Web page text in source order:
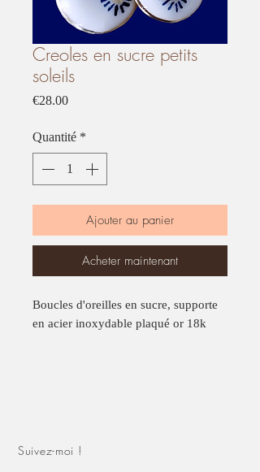
Creoles en sucre petits
soleils
€28.00Prix
Quantité *
Ajouter au panier
Acheter maintenant
Boucles d'oreilles en sucre, supporte
en acier inoxydable plaqué or 18k
Suivez-moi !